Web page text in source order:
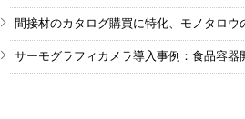
間接材のカタログ購買に特化、モノタロウ
サーモグラフィカメラ導入事例：食品容